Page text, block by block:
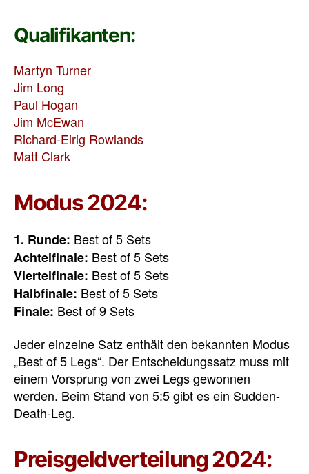
Qualifikanten:
Martyn Turner
Jim Long
Paul Hogan
Jim McEwan
Richard-Eirig Rowlands
Matt Clark
Modus 2024:
1. Runde: Best of 5 Sets
Achtelfinale: Best of 5 Sets
Viertelfinale: Best of 5 Sets
Halbfinale: Best of 5 Sets
Finale: Best of 9 Sets
Jeder einzelne Satz enthält den bekannten Modus
„Best of 5 Legs“. Der Entscheidungssatz muss mit
einem Vorsprung von zwei Legs gewonnen
werden. Beim Stand von 5:5 gibt es ein Sudden-
Death-Leg.
Preisgeldverteilung 2024: